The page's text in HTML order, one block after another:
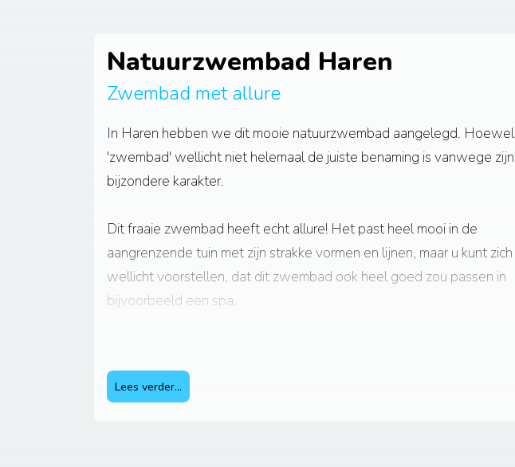
Natuurzwembad Haren
Zwembad met allure
In Haren hebben we dit mooie natuurzwembad aangelegd. Hoewel
'zwembad' wellicht niet helemaal de juiste benaming is vanwege zijn
bijzondere karakter.
Dit fraaie zwembad heeft echt allure! Het past heel mooi in de
aangrenzende tuin met zijn strakke vormen en lijnen, maar u kunt zich
wellicht voorstellen, dat dit zwembad ook heel goed zou passen in
bijvoorbeeld een spa.
goed toeven op het aangrenzende terras waar je op zomerse dagen
heerlijk kunt genieten en tot rust kunt komen.
Lees verder...